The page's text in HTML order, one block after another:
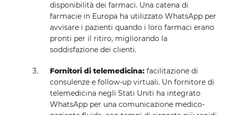
disponibilità dei farmaci. Una catena di
farmacie in Europa ha utilizzato WhatsApp per
avvisare i pazienti quando i loro farmaci erano
pronti per il ritiro, migliorando la
soddisfazione dei clienti.
Fornitori di telemedicina: facilitazione di
consulenze e follow-up virtuali. Un fornitore di
telemedicina negli Stati Uniti ha integrato
WhatsApp per una comunicazione medico-